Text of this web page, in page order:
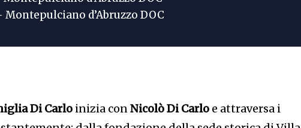
Montepulciano d’Abruzzo DOC
Di Carlo inizia conNicolò Di Carlo e attraversa i